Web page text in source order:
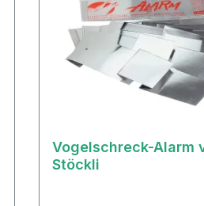
Vogelschreck-Alarm
Stöckli